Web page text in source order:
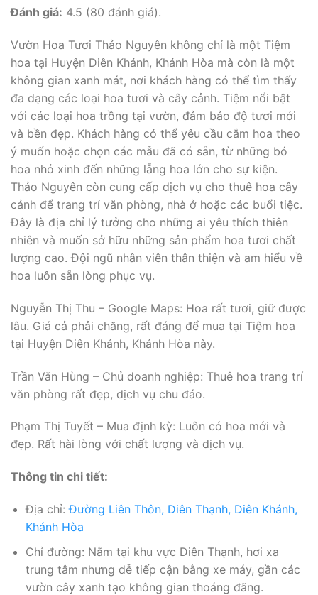
Đánh giá: 4.5 (80 đánh giá).
Vườn Hoa Tươi Thảo Nguyên không chỉ là một Tiệm
hoa tại Huyện Diên Khánh, Khánh Hòa mà còn là một
không gian xanh mát, nơi khách hàng có thể tìm thấy
đa dạng các loại hoa tươi và cây cảnh. Tiệm nổi bật
với các loại hoa trồng tại vườn, đảm bảo độ tươi mới
và bền đẹp. Khách hàng có thể yêu cầu cắm hoa theo
ý muốn hoặc chọn các mẫu đã có sẵn, từ những bó
hoa nhỏ xinh đến những lẵng hoa lớn cho sự kiện.
Thảo Nguyên còn cung cấp dịch vụ cho thuê hoa cây
cảnh để trang trí văn phòng, nhà ở hoặc các buổi tiệc.
Đây là địa chỉ lý tưởng cho những ai yêu thích thiên
nhiên và muốn sở hữu những sản phẩm hoa tươi chất
lượng cao. Đội ngũ nhân viên thân thiện và am hiểu về
hoa luôn sẵn lòng phục vụ.
Nguyễn Thị Thu – Google Maps: Hoa rất tươi, giữ được
lâu. Giá cả phải chăng, rất đáng để mua tại Tiệm hoa
tại Huyện Diên Khánh, Khánh Hòa này.
Trần Văn Hùng – Chủ doanh nghiệp: Thuê hoa trang trí
văn phòng rất đẹp, dịch vụ chu đáo.
Phạm Thị Tuyết – Mua định kỳ: Luôn có hoa mới và
đẹp. Rất hài lòng với chất lượng và dịch vụ.
Thông tin chi tiết:
Địa chỉ:Đường Liên Thôn, Diên Thạnh, Diên Khánh,
Khánh Hòa
Chỉ đường: Nằm tại khu vực Diên Thạnh, hơi xa
trung tâm nhưng dễ tiếp cận bằng xe máy, gần các
vườn cây xanh tạo không gian thoáng đãng.